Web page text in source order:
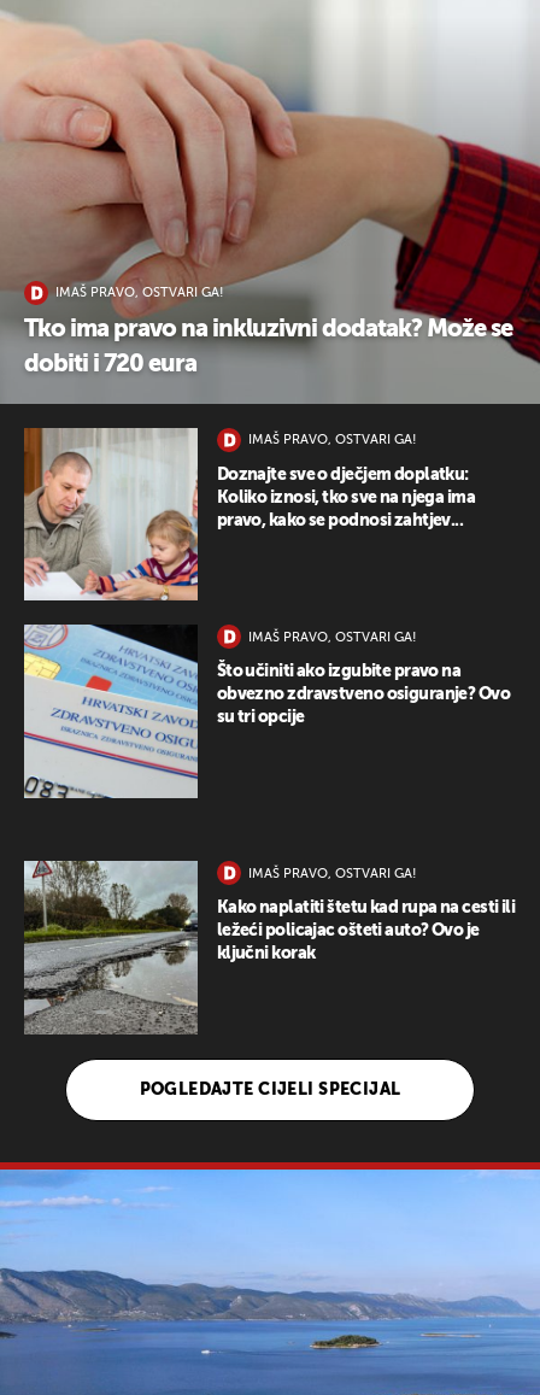
IMAŠ PRAVO, OSTVARI GA!
Tko ima pravo na inkluzivni dodatak? Može se
dobiti i 720 eura
IMAŠ PRAVO, OSTVARI GA!
Doznajte sve o dječjem doplatku:
Koliko iznosi, tko sve na njega ima
pravo, kako se podnosi zahtjev...
IMAŠ PRAVO, OSTVARI GA!
Što učiniti ako izgubite pravo na
obvezno zdravstveno osiguranje? Ovo
su tri opcije
IMAŠ PRAVO, OSTVARI GA!
Kako naplatiti štetu kad rupa na cesti ili
ležeći policajac ošteti auto? Ovo je
ključni korak
POGLEDAJTE CIJELI SPECIJAL
UKLJUČITE NOTIFIKACIJE